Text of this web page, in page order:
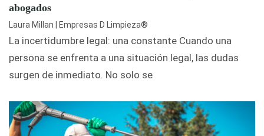
abogados
Laura Millan | Empresas D Limpieza®
La incertidumbre legal: una constante Cuando una
persona se enfrenta a una situación legal, las dudas
surgen de inmediato. No solo se